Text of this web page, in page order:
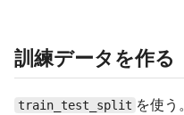
訓練データを作る
train_test_split を使う。